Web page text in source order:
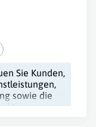
Sie Kunden,
sowie die